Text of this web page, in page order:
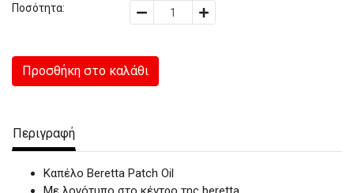
Ποσότητα:
Προσθήκη στο καλάθι
Περιγραφή
Καπέλο Beretta Patch Oil